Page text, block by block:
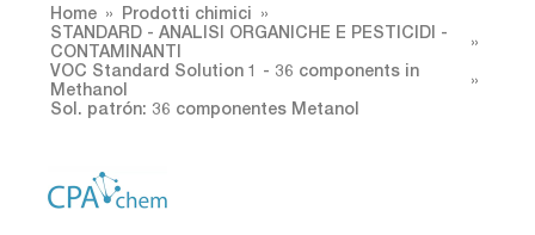
Home
Prodotti chimici
STANDARD - ANALISI ORGANICHE E PESTICIDI -
CONTAMINANTI
VOC Standard Solution 1 - 36 components in
Methanol
Sol. patrón: 36 componentes Metanol